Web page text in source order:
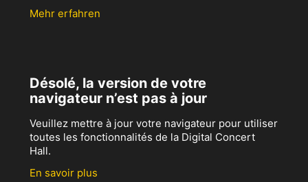
Mehr erfahren
Désolé, la version de votre
navigateur n’est pas à jour
Veuillez mettre à jour votre navigateur pour utiliser
toutes les fonctionnalités de la Digital Concert
Hall.
En savoir plus